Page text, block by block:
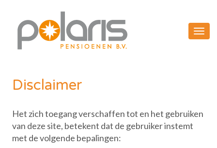
Disclaimer
Het zich toegang verschaffen tot en het gebruiken
van deze site, betekent dat de gebruiker instemt
met de volgende bepalingen: